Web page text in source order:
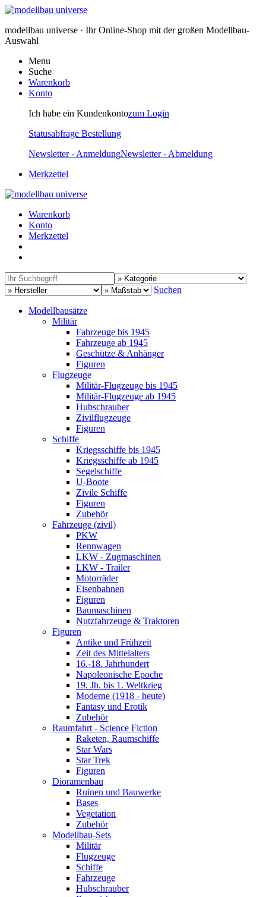
modellbau universe · Ihr Online-Shop mit der großen Modellbau-
Auswahl
Menu
Suche
Warenkorb
Konto
Ich habe ein Kundenkontozum Login
Statusabfrage Bestellung
Newsletter - AnmeldungNewsletter - Abmeldung
Merkzettel
Warenkorb
Konto
Merkzettel
Suchen
Modellbausätze
Militär
Fahrzeuge bis 1945
Fahrzeuge ab 1945
Geschütze & Anhänger
Figuren
Flugzeuge
Militär-Flugzeuge bis 1945
Militär-Flugzeuge ab 1945
Hubschrauber
Zivilflugzeuge
Figuren
Schiffe
Kriegsschiffe bis 1945
Kriegsschiffe ab 1945
Segelschiffe
U-Boote
Zivile Schiffe
Figuren
Zubehör
Fahrzeuge (zivil)
PKW
Rennwagen
LKW - Zugmaschinen
LKW - Trailer
Motorräder
Eisenbahnen
Figuren
Baumaschinen
Nutzfahrzeuge & Traktoren
Figuren
Antike und Frühzeit
Zeit des Mittelalters
16.-18. Jahrhundert
Napoleonische Epoche
19. Jh. bis 1. Weltkrieg
Moderne (1918 - heute)
Fantasy und Erotik
Zubehör
Raumfahrt - Science Fiction
Raketen, Raumschiffe
Star Wars
Star Trek
Figuren
Dioramenbau
Ruinen und Bauwerke
Bases
Vegetation
Zubehör
Modellbau-Sets
Militär
Flugzeuge
Schiffe
Fahrzeuge
Hubschrauber